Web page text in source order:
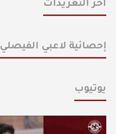
أخر التغريدات
إحصائية لاعبي الفيصلي
يوتيوب